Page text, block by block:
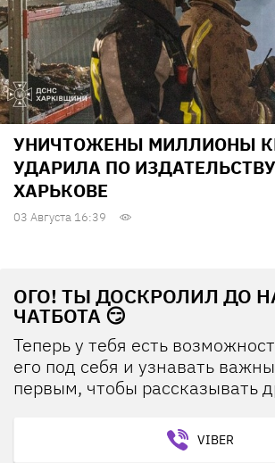
УНИЧТОЖЕНЫ МИЛЛИОНЫ
УДАРИЛА ПО
ХАРЬКОВЕ
03 Августа 16:39
ОГО! ТЫ ДОСКРОЛИЛ ДО
ЧАТБОТА 😏
Теперь у тебя есть
его под себя и узнавать
первым, чтобы рассказывать
VIBER